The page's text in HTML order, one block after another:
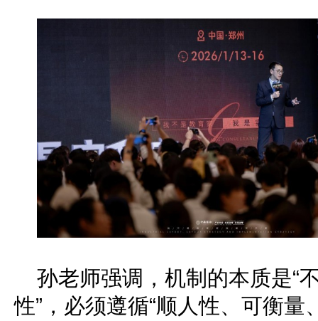
孙老师强调，机制的本质是“
性”，必须遵循“顺人性、可衡量